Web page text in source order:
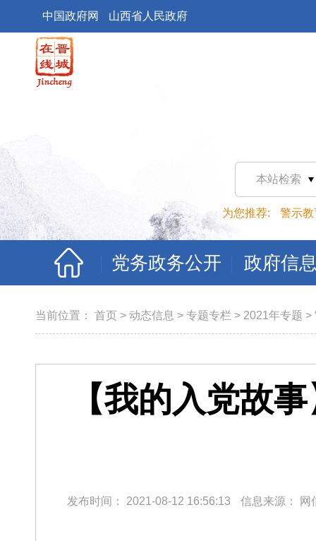
中国政府网 山西省人民政府
本站检索
为您推荐: 警示教
党务政务公开 政府信
当前位置： 首页 > 动态信息 > 专题专栏 > 2021年专题 >
【我的入党故
发布时间： 2021-08-12 16:56:13 信息来源： 网